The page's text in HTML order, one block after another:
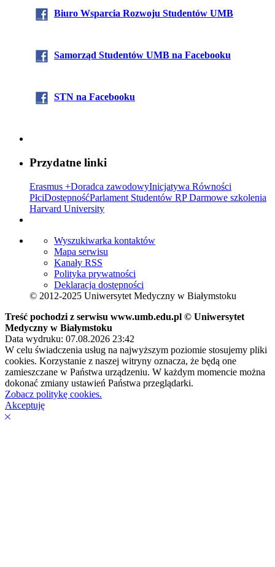
Biuro Wsparcia Rozwoju Studentów UMB
Samorząd Studentów UMB na Facebooku
STN na Facebooku
Przydatne linki
Erasmus +Doradca zawodowyInicjatywa Równości
PłciDostępnośćParlament Studentów RPDarmowe szkolenia
Harvard University
Wyszukiwarka kontaktów
Mapa serwisu
Kanały RSS
Polityka prywatności
Deklaracja dostępności
© 2012-2025 Uniwersytet Medyczny w Białymstoku
Treść pochodzi z serwisu www.umb.edu.pl © Uniwersytet
Medyczny w Białymstoku
Data wydruku: 07.08.2026 23:42
W celu świadczenia usług na najwyższym poziomie stosujemy pliki
cookies. Korzystanie z naszej witryny oznacza, że będą one
zamieszczane w Państwa urządzeniu. W każdym momencie można
dokonać zmiany ustawień Państwa przeglądarki.
Zobacz politykę cookies.
Akceptuję